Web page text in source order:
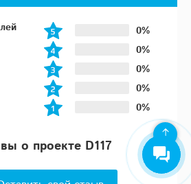
0%
0%
0%
0%
0%
о проекте D117